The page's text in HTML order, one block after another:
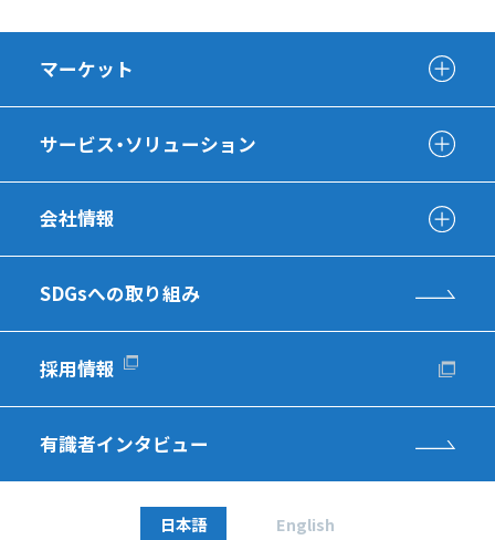
マーケット
サービス・ソリューション
会社情報
SDGsへの取り組み
採用情報
有識者インタビュー
日本語 English